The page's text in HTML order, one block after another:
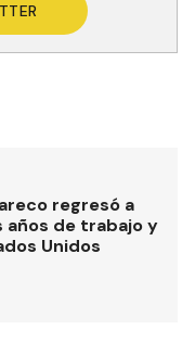
regresó a
de trabajo y
Unidos